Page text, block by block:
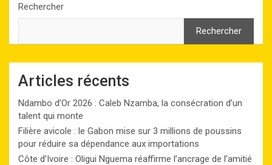
Rechercher
Rechercher
Articles récents
Ndambo d’Or 2026 : Caleb Nzamba, la consécration d’un
talent qui monte
Filière avicole : le Gabon mise sur 3 millions de poussins
pour réduire sa dépendance aux importations
Côte d’Ivoire : Oligui Nguema réaffirme l’ancrage de l’amitié